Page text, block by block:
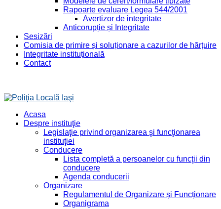
Rapoarte evaluare Legea 544/2001
Avertizor de integritate
Anticorupție și Integritate
Sesizări
Comisia de primire și soluționare a cazurilor de hărțuire
Integritate instituțională
Contact
Acasa
Despre instituţie
Legislaţie privind organizarea şi funcţionarea
instituţiei
Conducere
Lista completă a persoanelor cu funcţii din
conducere
Agenda conducerii
Organizare
Regulamentul de Organizare și Funcționare
Organigrama